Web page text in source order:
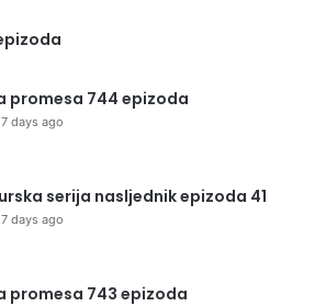
promesa 744 epizoda
7 days ago
serija nasljednik epizoda 41
7 days ago
promesa 743 epizoda